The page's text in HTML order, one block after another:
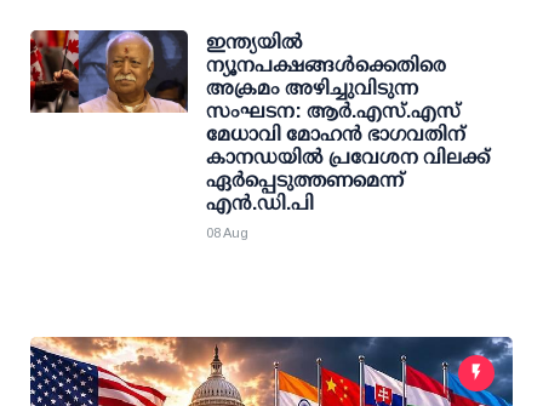
ഇന്ത്യയില്‍
ന്യൂനപക്ഷങ്ങള്‍ക്കെതിരെ
അക്രമം അഴിച്ചുവിടുന്ന
സംഘടന: ആര്‍.എസ്.എസ്
മേധാവി മോഹന്‍ ഭാഗവതിന്
കാനഡയില്‍ പ്രവേശന വിലക്ക്
ഏര്‍പ്പെടുത്തണമെന്ന്
എന്‍.ഡി.പി
08 Aug